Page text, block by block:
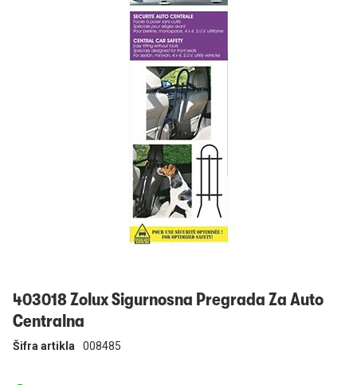
403018 Zolux Sigurnosna Pregrada Za Auto
Centralna
Šifra artikla 008485